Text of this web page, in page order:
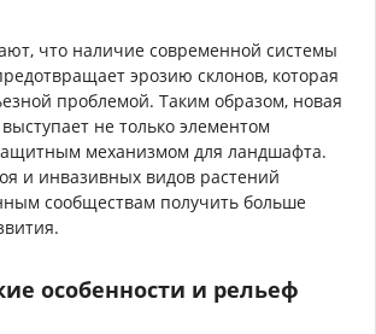
что наличие современной системы
эрозию склонов, которая
проблемой. Таким образом, новая
не только элементом
механизмом для ландшафта.
и инвазивных видов растений
сообществам получить больше
особенности и рельеф